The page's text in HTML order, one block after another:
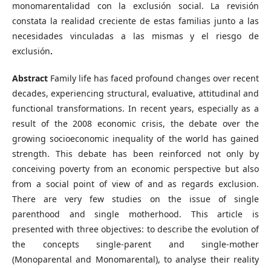
monomarentalidad con la exclusión social. La revisión
constata la realidad creciente de estas familias junto a las
necesidades vinculadas a las mismas y el riesgo de
exclusión.
Abstract Family life has faced profound changes over recent
decades, experiencing structural, evaluative, attitudinal and
functional transformations. In recent years, especially as a
result of the 2008 economic crisis, the debate over the
growing socioeconomic inequality of the world has gained
strength. This debate has been reinforced not only by
conceiving poverty from an economic perspective but also
from a social point of view of and as regards exclusion.
There are very few studies on the issue of single
parenthood and single motherhood. This article is
presented with three objectives: to describe the evolution of
the concepts single-parent and single-mother
(Monoparental and Monomarental), to analyse their reality